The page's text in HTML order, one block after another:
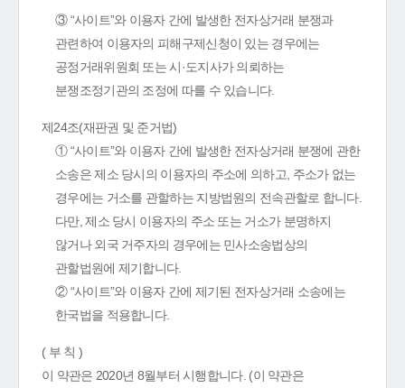
③ “사이트”와 이용자 간에 발생한 전자상거래 분쟁과
관련하여 이용자의 피해구제신청이 있는 경우에는
공정거래위원회 또는 시·도지사가 의뢰하는
분쟁조정기관의 조정에 따를 수 있습니다.
제24조(재판권 및 준거법)
① “사이트”와 이용자 간에 발생한 전자상거래 분쟁에 관한
소송은 제소 당시의 이용자의 주소에 의하고, 주소가 없는
경우에는 거소를 관할하는 지방법원의 전속관할로 합니다.
다만, 제소 당시 이용자의 주소 또는 거소가 분명하지
않거나 외국 거주자의 경우에는 민사소송법상의
관할법원에 제기합니다.
② “사이트”와 이용자 간에 제기된 전자상거래 소송에는
한국법을 적용합니다.
( 부 칙 )
이 약관은 2020년 8월부터 시행합니다. (이 약관은